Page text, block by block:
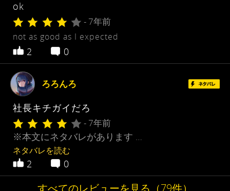
ok
- 7年前
not as good as I expected
2 0
ろろんろ
社長キチガイだろ
- 7年前
※本文にネタバレがあります …
ネタバレを読む
2 0